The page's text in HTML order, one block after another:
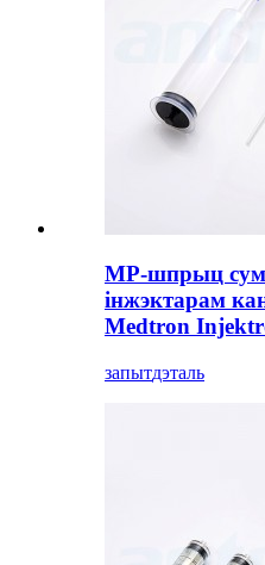
МР-шпрыц
інжэктарам
Medtron
запытдэталь